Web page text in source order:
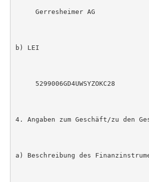
     Gerresheimer AG
b) LEI
     5299006GD4UWSYZOKC28
4. Angaben zum Geschäft/zu den
a) Beschreibung des